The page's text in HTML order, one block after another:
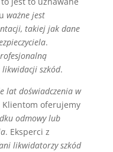
ważne jest
takiej jak dane
.
szkód.
lat doświadczenia w
Klientom oferujemy
odmowy lub
. Eksperci z
likwidatorzy szkód